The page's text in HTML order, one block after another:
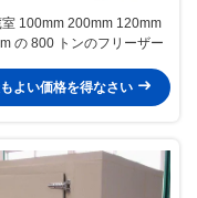
100mm 200mm 120mm
の 800 トンのフリーザー
よい価格を得なさい